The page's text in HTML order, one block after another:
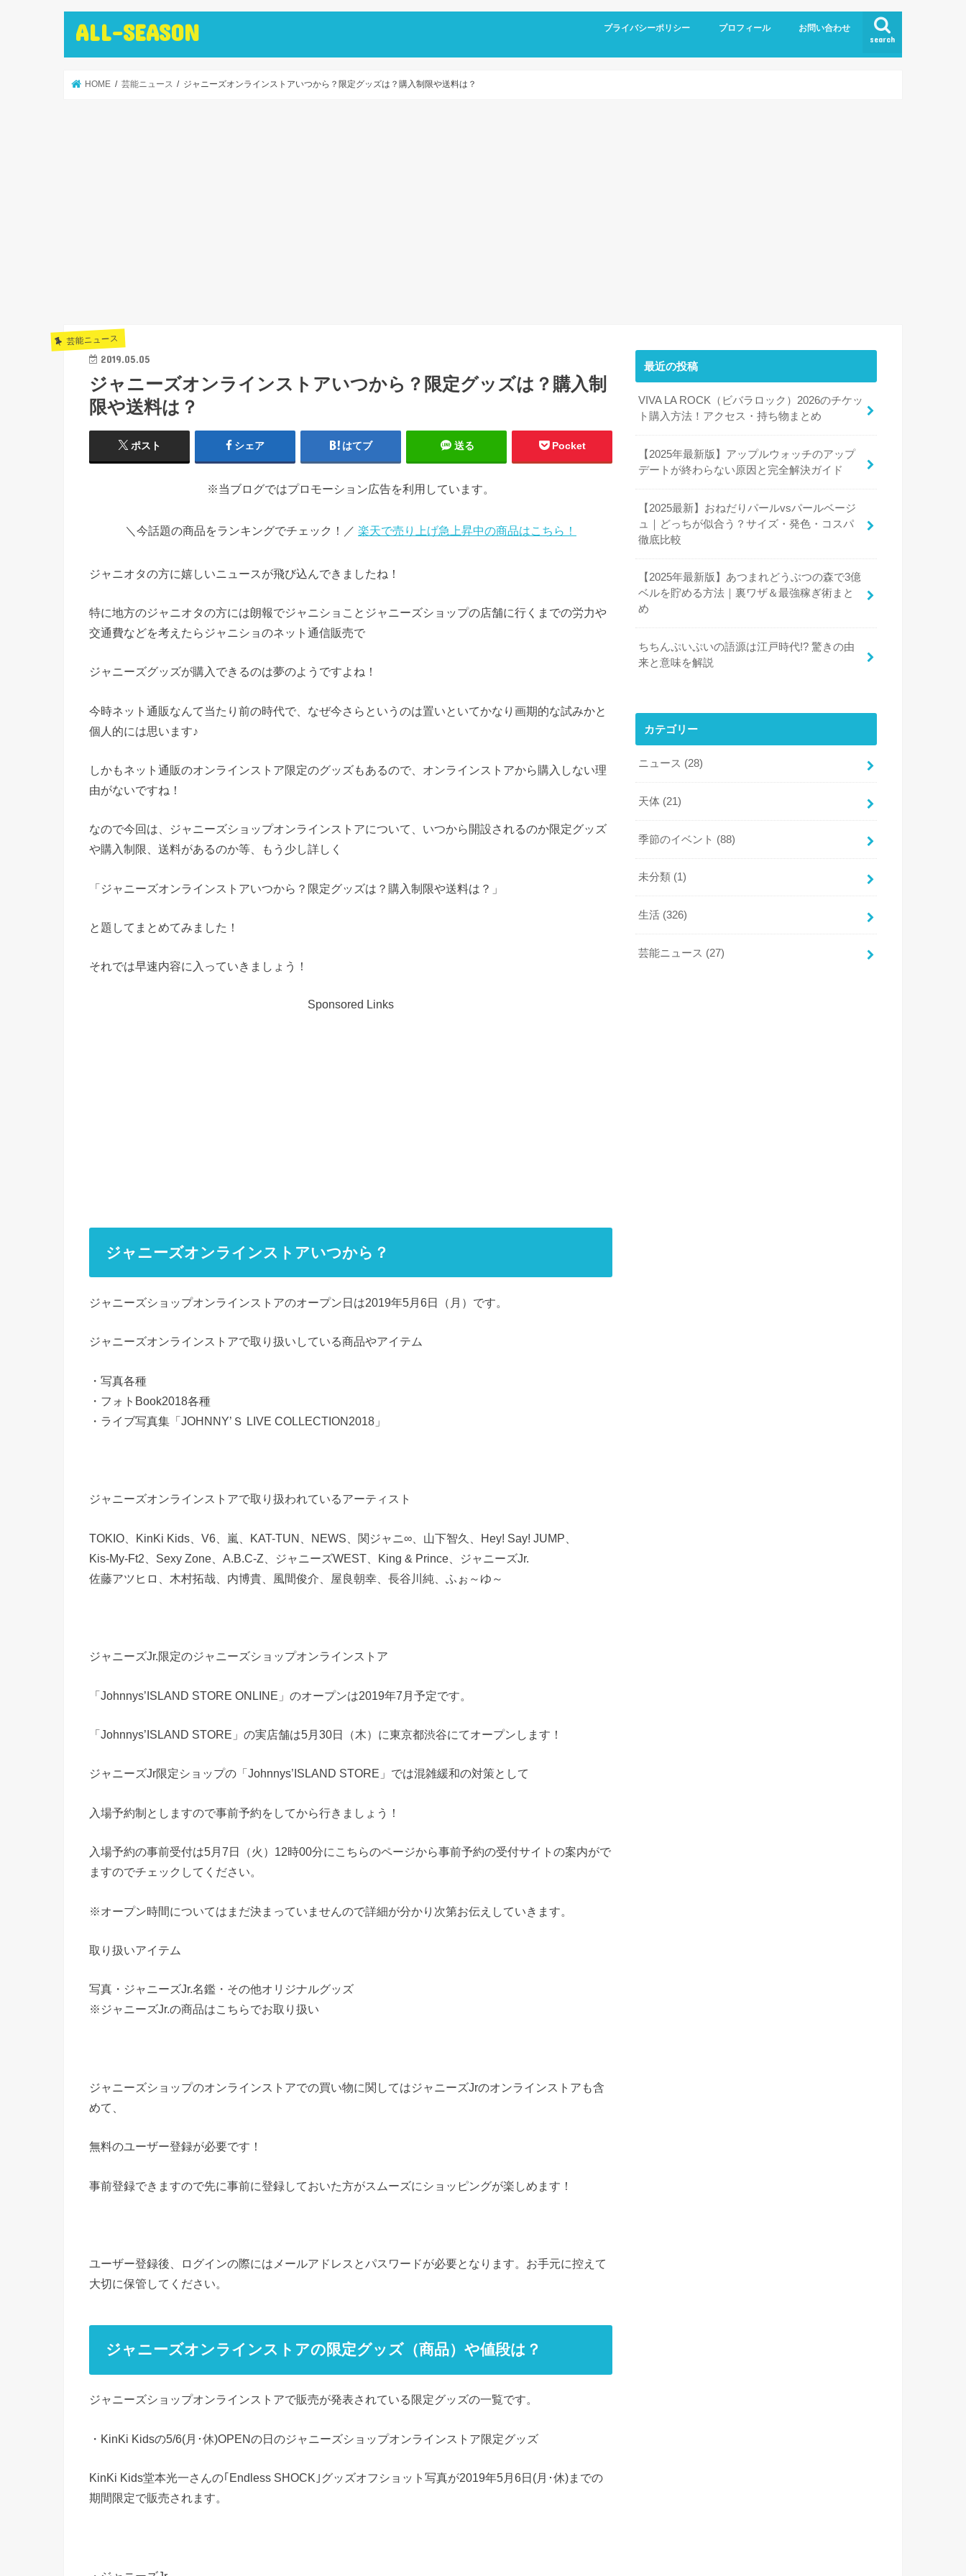
ALL-SEASON search
プライバシーポリシー プロフィール お問い合わせ
HOME 芸能ニュース ジャニーズオンラインストアいつから？限定グッズは？購入制限や送料は？
芸能ニュース
2019.05.05
ジャニーズオンラインストアいつから？限定グッズは？購入制
限や送料は？
ポスト シェア はてブ 送る Pocket
※当ブログではプロモーション広告を利用しています。
＼今話題の商品をランキングでチェック！／ 楽天で売り上げ急上昇中の商品はこちら！
ジャニオタの方に嬉しいニュースが飛び込んできましたね！
特に地方のジャニオタの方には朗報でジャニショことジャニーズショップの店舗に行くまでの労力や
交通費などを考えたらジャニショのネット通信販売で
ジャニーズグッズが購入できるのは夢のようですよね！
今時ネット通販なんて当たり前の時代で、なぜ今さらというのは置いといてかなり画期的な試みかと
個人的には思います♪
しかもネット通販のオンラインストア限定のグッズもあるので、オンラインストアから購入しない理
由がないですね！
なので今回は、ジャニーズショップオンラインストアについて、いつから開設されるのか限定グッズ
や購入制限、送料があるのか等、もう少し詳しく
「ジャニーズオンラインストアいつから？限定グッズは？購入制限や送料は？」
と題してまとめてみました！
それでは早速内容に入っていきましょう！
Sponsored Links
ジャニーズオンラインストアいつから？
ジャニーズショップオンラインストアのオープン日は2019年5月6日（月）です。
ジャニーズオンラインストアで取り扱いしている商品やアイテム
・写真各種
・フォトBook2018各種
・ライブ写真集「JOHNNY’Ｓ LIVE COLLECTION2018」
ジャニーズオンラインストアで取り扱われているアーティスト
TOKIO、KinKi Kids、V6、嵐、KAT-TUN、NEWS、関ジャニ∞、山下智久、Hey! Say! JUMP、
Kis-My-Ft2、Sexy Zone、A.B.C-Z、ジャニーズWEST、King & Prince、ジャニーズJr.
佐藤アツヒロ、木村拓哉、内博貴、風間俊介、屋良朝幸、長谷川純、ふぉ～ゆ～
ジャニーズJr.限定のジャニーズショップオンラインストア
「Johnnys’ISLAND STORE ONLINE」のオープンは2019年7月予定です。
「Johnnys’ISLAND STORE」の実店舗は5月30日（木）に東京都渋谷にてオープンします！
ジャニーズJr限定ショップの「Johnnys’ISLAND STORE」では混雑緩和の対策として
入場予約制としますので事前予約をしてから行きましょう！
入場予約の事前受付は5月7日（火）12時00分にこちらのページから事前予約の受付サイトの案内がで
ますのでチェックしてください。
※オープン時間についてはまだ決まっていませんので詳細が分かり次第お伝えしていきます。
取り扱いアイテム
写真・ジャニーズJr.名鑑・その他オリジナルグッズ
※ジャニーズJr.の商品はこちらでお取り扱い
ジャニーズショップのオンラインストアでの買い物に関してはジャニーズJrのオンラインストアも含
めて、
無料のユーザー登録が必要です！
事前登録できますので先に事前に登録しておいた方がスムーズにショッピングが楽しめます！
ユーザー登録後、ログインの際にはメールアドレスとパスワードが必要となります。お手元に控えて
大切に保管してください。
ジャニーズオンラインストアの限定グッズ（商品）や値段は？
ジャニーズショップオンラインストアで販売が発表されている限定グッズの一覧です。
・KinKi Kidsの5/6(月･休)OPENの日のジャニーズショップオンラインストア限定グッズ
KinKi Kids堂本光一さんの｢Endless SHOCK｣グッズオフショット写真が2019年5月6日(月･休)までの
期間限定で販売されます。
最近の投稿
VIVA LA ROCK（ビバラロック）2026のチケッ
ト購入方法！アクセス・持ち物まとめ
【2025年最新版】アップルウォッチのアップ
デートが終わらない原因と完全解決ガイド
【2025最新】おねだりパールvsパールベージ
ュ｜どっちが似合う？サイズ・発色・コスパ
徹底比較
【2025年最新版】あつまれどうぶつの森で3億
ベルを貯める方法｜裏ワザ＆最強稼ぎ術まと
め
ちちんぷいぷいの語源は江戸時代!? 驚きの由
来と意味を解説
カテゴリー
ニュース (28)
天体 (21)
季節のイベント (88)
未分類 (1)
生活 (326)
芸能ニュース (27)